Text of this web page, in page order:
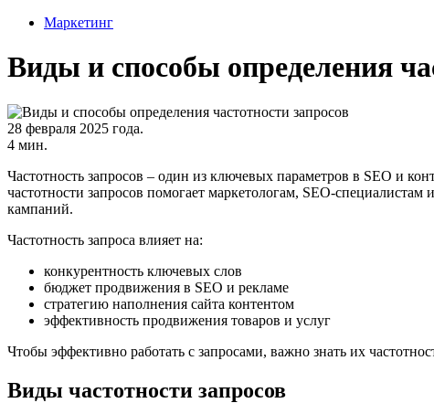
Маркетинг
Виды и способы определения
28 февраля 2025 года.
4 мин.
Частотность запросов – один из ключевых параметров в SEO и
частотности запросов помогает маркетологам, SEO-
кампаний.
Частотность запроса влияет на:
конкурентность ключевых слов
бюджет продвижения в SEO и рекламе
стратегию наполнения сайта контентом
эффективность продвижения товаров и услуг
Чтобы эффективно работать с запросами, важно знать их
Виды частотности запросов